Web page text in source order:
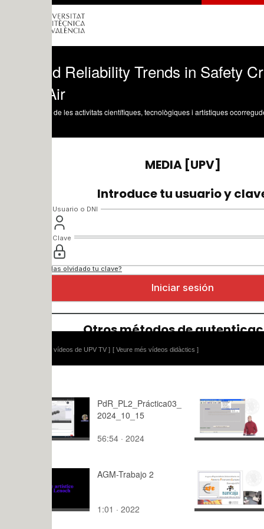
Reliability Trends in Safety Critical
les activitats científiques, tecnològiques i artístiques ocorregudes en els tres
vídeos de UPV TV ] [ Veure més vídeos didàctics ]
PdR_PL2_Práctica03_
2024_10_15
56:54 · 2024
Controles y
4:11 · 2007
AGM-Trabajo 2
1:01 · 2022
Sesión
(4ª
206:13 ·